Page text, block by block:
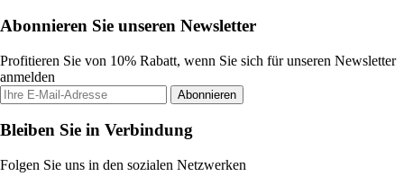
Abonnieren Sie unseren Newsletter
Profitieren Sie von 10% Rabatt, wenn Sie sich für unseren Newsletter
anmelden
Abonnieren
Bleiben Sie in Verbindung
Folgen Sie uns in den sozialen Netzwerken